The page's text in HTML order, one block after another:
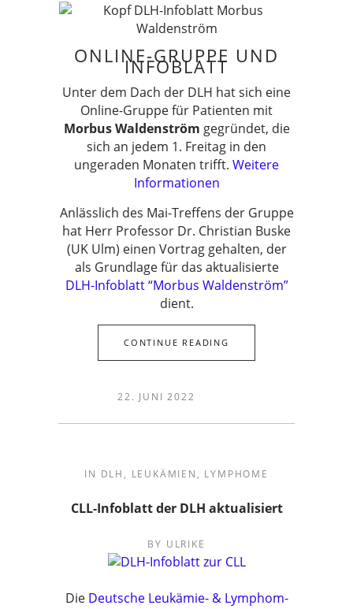
ONLINE-GRUPPE UND
INFOBLATT
Unter dem Dach der DLH hat sich eine
Online-Gruppe für Patienten mit
Morbus Waldenström gegründet, die
sich an jedem 1. Freitag in den
ungeraden Monaten trifft. Weitere
Informationen
Anlässlich des Mai-Treffens der Gruppe
hat Herr Professor Dr. Christian Buske
(UK Ulm) einen Vortrag gehalten, der
als Grundlage für das aktualisierte
DLH-Infoblatt “Morbus Waldenström”
dient.
CONTINUE READING
22. JUNI 2022
IN DLH , LEUKÄMIEN , LYMPHOME
CLL-Infoblatt der DLH aktualisiert
BY ULRIKE
Die Deutsche Leukämie- & Lymphom-